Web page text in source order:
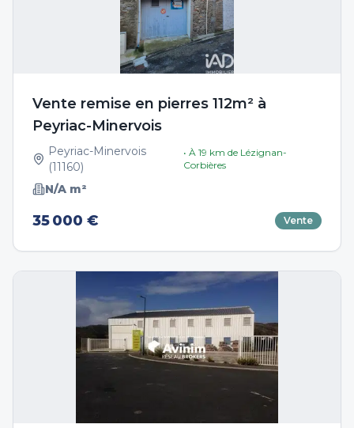
Vente remise en pierres 112m² à
Peyriac-Minervois
Peyriac-Minervois
(11160)
• À19 km de Lézignan-
Corbières
N/A m²
35 000 € Vente